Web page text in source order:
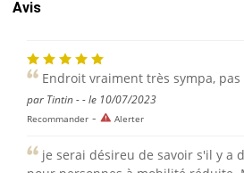
Avis
Endroit vraiment très sympa,
par Tintin - - le 10/07/2023
Recommander - Alerter
je serai désireu de savoir s'il y a